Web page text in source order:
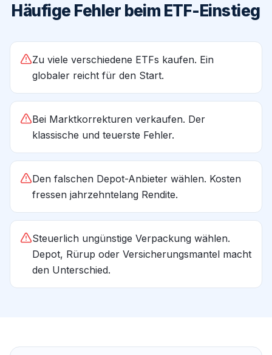
Häufige Fehler beim ETF-Einstieg
Zu viele verschiedene ETFs kaufen. Ein
globaler reicht für den Start.
Bei Marktkorrekturen verkaufen. Der
klassische und teuerste Fehler.
Den falschen Depot-Anbieter wählen. Kosten
fressen jahrzehntelang Rendite.
Steuerlich ungünstige Verpackung wählen.
Depot, Rürup oder Versicherungsmantel macht
den Unterschied.